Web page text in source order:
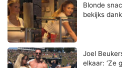
Blonde
bekijks
Joel
elkaar: ‘Ze